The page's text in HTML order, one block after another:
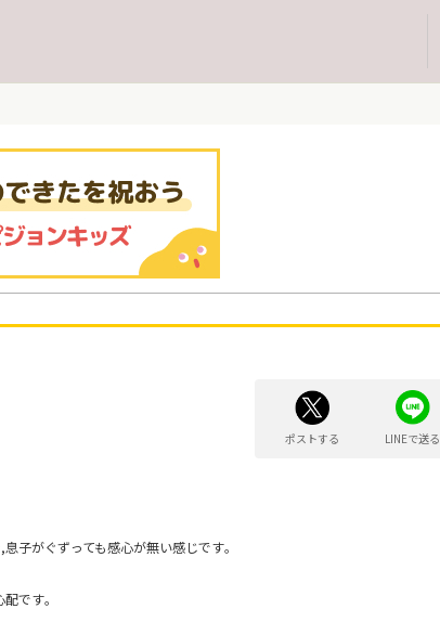
ポストする LINEで送る
子がぐずっても感心が無い感じです｡
です｡